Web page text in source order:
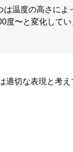
温度の高さに
〜と変化してい
切な表現と考え